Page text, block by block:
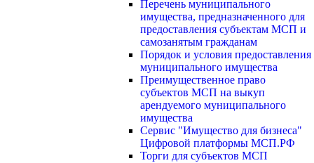
Перечень муниципального
имущества, предназначенного для
предоставления субъектам МСП и
самозанятым гражданам
Порядок и условия предоставления
муниципального имущества
Преимущественное право
субъектов МСП на выкуп
арендуемого муниципального
имущества
Сервис "Имущество для бизнеса"
Цифровой платформы МСП.РФ
Торги для субъектов МСП